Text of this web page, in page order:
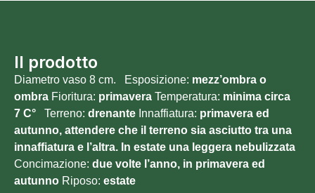
Il prodotto
Diametro vaso 8 cm. Esposizione: mezz’ombra o
ombra Fioritura: primavera Temperatura: minima circa
7 C° Terreno: drenante Innaffiatura: primavera ed
autunno, attendere che il terreno sia asciutto tra una
innaffiatura e l’altra. In estate una leggera nebulizzata
Concimazione: due volte l’anno, in primavera ed
autunno Riposo: estate